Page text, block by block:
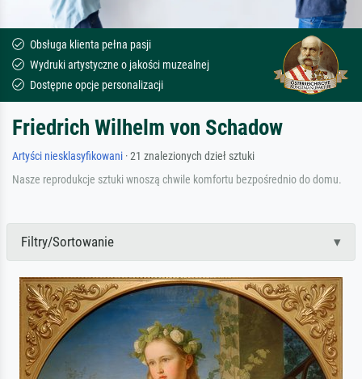
Obsługa klienta pełna pasji
Wydruki artystyczne o jakości muzealnej
Dostępne opcje personalizacji
Friedrich Wilhelm von Schadow
Artyści niesklasyfikowani · 21 znalezionych dzieł sztuki
Nasze reprodukcje sztuki wnoszą chwile komfortu bezpośrednio do domu.
Filtry/Sortowanie